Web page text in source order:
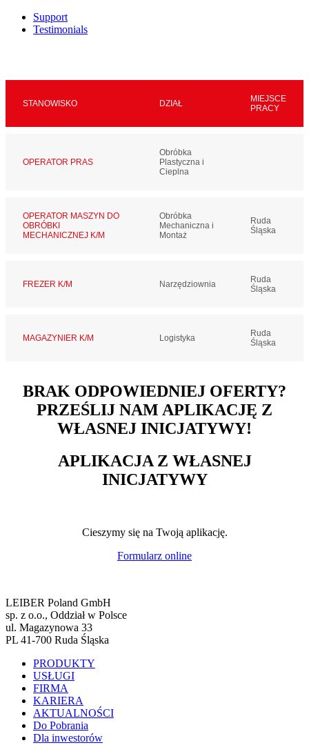
Support
Testimonials
STANOWISKO DZIAŁ
MIEJSCE
PRACY
OPERATOR PRAS
Obróbka
Plastyczna i
Cieplna
OPERATOR MASZYN DO
OBRÓBKI
MECHANICZNEJ K/M
Obróbka
Mechaniczna i
Montaż
Ruda
Śląska
FREZER K/M Narzędziownia
Ruda
Śląska
MAGAZYNIER K/M Logistyka
Ruda
Śląska
BRAK ODPOWIEDNIEJ OFERTY?
PRZEŚLIJ NAM APLIKACJĘ Z
WŁASNEJ INICJATYWY!
APLIKACJA Z WŁASNEJ
INICJATYWY
Cieszymy się na Twoją aplikację.
Formularz online
LEIBER Poland GmbH
sp. z o.o., Oddział w Polsce
ul. Magazynowa 33
PL 41-700 Ruda Śląska
PRODUKTY
USŁUGI
FIRMA
KARIERA
AKTUALNOŚCI
Do Pobrania
Dla inwestorów